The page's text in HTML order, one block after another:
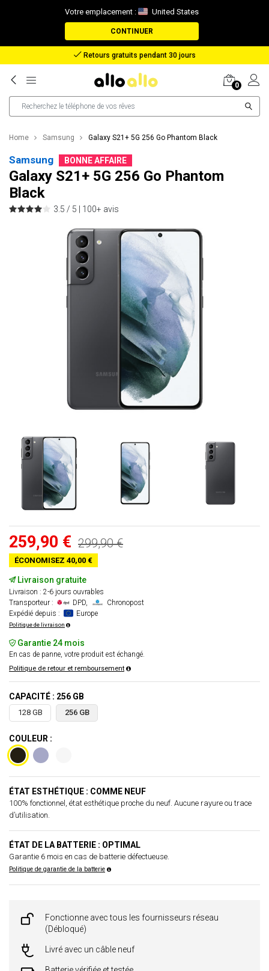
Votre emplacement : United States
CONTINUER
Remboursement en cas de perte de colis
0
Home Samsung Galaxy S21+ 5G 256 Go Phantom Black
Samsung BONNE AFFAIRE
Galaxy S21+ 5G 256 Go Phantom
Black
3.5 / 5 | 100+ avis
259,90 € 299,90 €
ÉCONOMISEZ 40,00 €
Livraison gratuite
Livraison : 2-6 jours ouvrables
Transporteur :
DPD,
Chronopost
Expédié depuis :
Europe
Politique de livraison
Garantie 24 mois
En cas de panne, votre produit est échangé.
Politique de retour et remboursement
CAPACITÉ : 256 GB
128 GB 256 GB
COULEUR :
ÉTAT ESTHÉTIQUE : COMME NEUF
100% fonctionnel, état esthétique proche du neuf. Aucune rayure ou trace
d’utilisation.
ÉTAT DE LA BATTERIE : OPTIMAL
Garantie 6 mois en cas de batterie défectueuse.
Politique de garantie de la batterie
Fonctionne avec tous les fournisseurs réseau
(Débloqué)
Livré avec un câble neuf